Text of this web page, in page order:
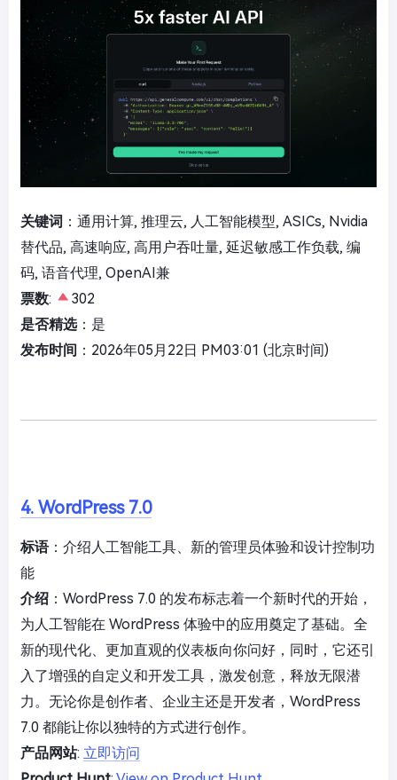
关键词 ：通用计算, 推理云, 人工智能模型, ASICs, Nvidia
替代品, 高速响应, 高用户吞吐量, 延迟敏感工作负载, 编
码, 语音代理, OpenAI兼
票数:
302
是否精选：是
发布时间 ：2026年05月22日 PM03:01 (北京时间)
4. WordPress 7.0
标语：介绍人工智能工具、新的管理员体验和设计控制功
能
介绍 ：WordPress 7.0 的发布标志着一个新时代的开始，
为人工智能在 WordPress 体验中的应用奠定了基础。全
新的现代化、更加直观的仪表板向你问好，同时，它还引
入了增强的自定义和开发工具，激发创意，释放无限潜
力。无论你是创作者、企业主还是开发者，WordPress
7.0 都能让你以独特的方式进行创作。
产品网站: 立即访问